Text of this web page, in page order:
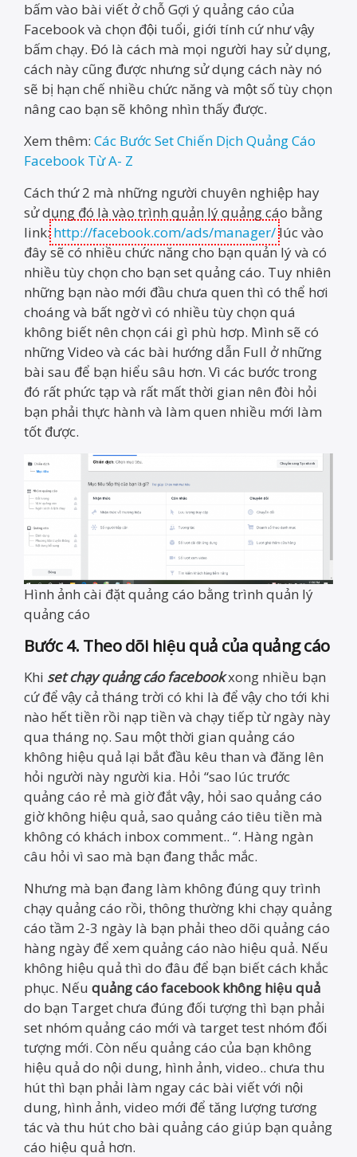
bấm vào bài viết ở chỗ Gợi ý quảng cáo của
Facebook và chọn đội tuổi, giới tính cứ như vậy
bấm chạy. Đó là cách mà mọi người hay sử dụng,
cách này cũng được nhưng sử dụng cách này nó
sẽ bị hạn chế nhiều chức năng và một số tùy chọn
nâng cao bạn sẽ không nhìn thấy được.
Xem thêm: Các Bước Set Chiến Dịch Quảng Cáo
Facebook Từ A- Z
Cách thứ 2 mà những người chuyên nghiệp hay
sử dụng đó là vào trình quản lý quảng cáo bằng
link:http://facebook.com/ads/manager/lúc vào
đây sẽ có nhiều chức năng cho bạn quản lý và có
nhiều tùy chọn cho bạn set quảng cáo. Tuy nhiên
những bạn nào mới đầu chưa quen thì có thể hơi
choáng và bất ngờ vì có nhiều tùy chọn quá
không biết nên chọn cái gì phù hơp. Mình sẽ có
những Video và các bài hướng dẫn Full ở những
bài sau để bạn hiểu sâu hơn. Vì các bước trong
đó rất phức tạp và rất mất thời gian nên đòi hỏi
bạn phải thực hành và làm quen nhiều mới làm
tốt được.
Hình ảnh cài đặt quảng cáo bằng trình quản lý
quảng cáo
Bước 4. Theo dõi hiệu quả của quảng cáo
Khi set chạy quảng cáo facebookxong nhiều bạn
cứ để vậy cả tháng trời có khi là để vậy cho tới khi
nào hết tiền rồi nạp tiền và chạy tiếp từ ngày này
qua tháng nọ. Sau một thời gian quảng cáo
không hiệu quả lại bắt đầu kêu than và đăng lên
hỏi người này người kia. Hỏi “sao lúc trước
quảng cáo rẻ mà giờ đắt vậy, hỏi sao quảng cáo
giờ không hiệu quả, sao quảng cáo tiêu tiền mà
không có khách inbox comment.. “. Hàng ngàn
câu hỏi vì sao mà bạn đang thắc mắc.
Nhưng mà bạn đang làm không đúng quy trình
chạy quảng cáo rồi, thông thường khi chạy quảng
cáo tầm 2-3 ngày là bạn phải theo dõi quảng cáo
hàng ngày để xem quảng cáo nào hiệu quả. Nếu
không hiệu quả thì do đâu để bạn biết cách khắc
phục. Nếu quảng cáo facebook không hiệu quả
do bạn Target chưa đúng đối tượng thì bạn phải
set nhóm quảng cáo mới và target test nhóm đối
tượng mới. Còn nếu quảng cáo của bạn không
hiệu quả do nội dung, hình ảnh, video.. chưa thu
hút thì bạn phải làm ngay các bài viết với nội
dung, hình ảnh, video mới để tăng lượng tương
tác và thu hút cho bài quảng cáo giúp bạn quảng
cáo hiệu quả hơn.